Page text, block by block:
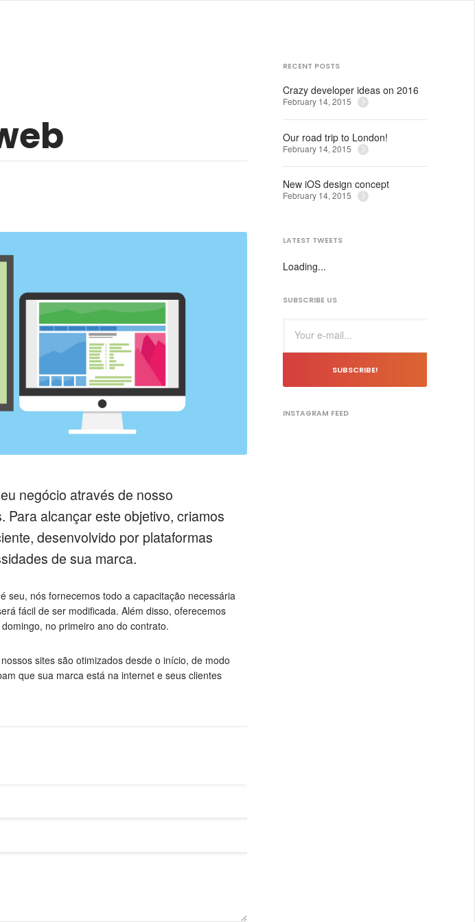
negócio através de nosso
Para alcançar este objetivo, criamos
desenvolvido por plataformas
de sua marca.
seu, nós fornecemos todo a capacitação necessária
fácil de ser modificada. Além disso, oferecemos
no primeiro ano do contrato.
sites são otimizados desde o início, de modo
que sua marca está na internet e seus clientes
RECENT POSTS
Crazy developer ideas on 2016
February 14, 2015
Our road trip to London!
February 14, 2015
New iOS design concept
February 14, 2015
LATEST TWEETS
Loading...
SUBSCRIBE US
SUBSCRIBE!
INSTAGRAM FEED